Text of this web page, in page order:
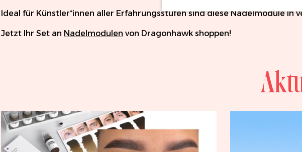
Ideal für Künstler*innen aller Erfahrungsstufen sind diese Nadelmodule
Jetzt Ihr Set an Nadelmodulen von Dragonhawk shoppen!